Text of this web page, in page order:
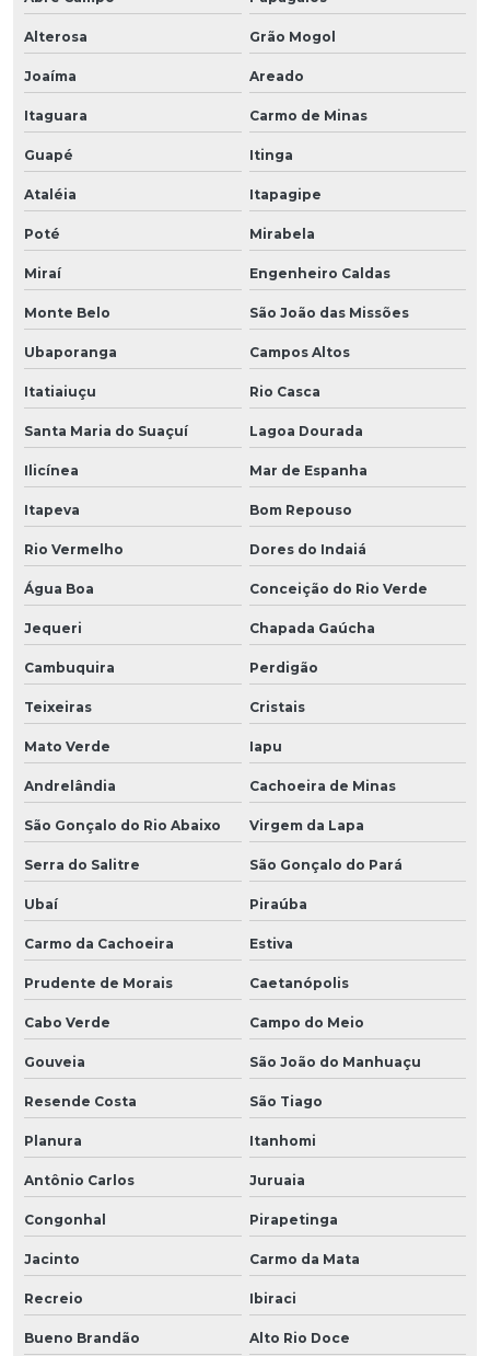
Alterosa Grão Mogol
Joaíma Areado
Itaguara Carmo de Minas
Guapé Itinga
Ataléia Itapagipe
Poté Mirabela
Miraí Engenheiro Caldas
Monte Belo São João das Missões
Ubaporanga Campos Altos
Itatiaiuçu Rio Casca
Santa Maria do Suaçuí Lagoa Dourada
Ilicínea Mar de Espanha
Itapeva Bom Repouso
Rio Vermelho Dores do Indaiá
Água Boa Conceição do Rio Verde
Jequeri Chapada Gaúcha
Cambuquira Perdigão
Teixeiras Cristais
Mato Verde Iapu
Andrelândia Cachoeira de Minas
São Gonçalo do Rio Abaixo Virgem da Lapa
Serra do Salitre São Gonçalo do Pará
Ubaí Piraúba
Carmo da Cachoeira Estiva
Prudente de Morais Caetanópolis
Cabo Verde Campo do Meio
Gouveia São João do Manhuaçu
Resende Costa São Tiago
Planura Itanhomi
Antônio Carlos Juruaia
Congonhal Pirapetinga
Jacinto Carmo da Mata
Recreio Ibiraci
Bueno Brandão Alto Rio Doce